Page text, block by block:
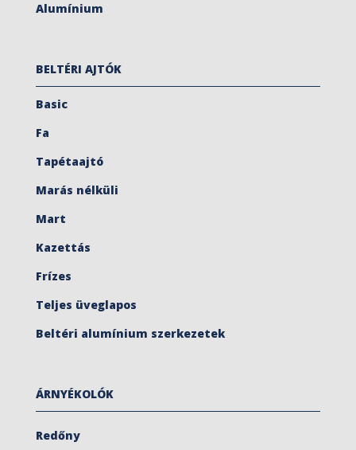
Alumínium
BELTÉRI AJTÓK
Basic
Fa
Tapétaajtó
Marás nélküli
Mart
Kazettás
Frízes
Teljes üveglapos
Beltéri alumínium szerkezetek
ÁRNYÉKOLÓK
Redőny